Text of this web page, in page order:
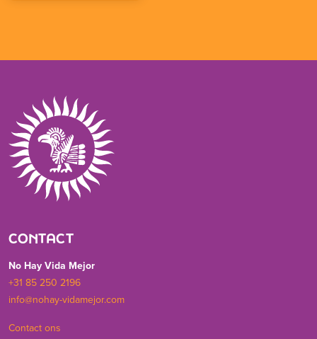
CONTACT
No Hay Vida Mejor
+31 85 250 2196
info@nohay-vidamejor.com
Contact ons